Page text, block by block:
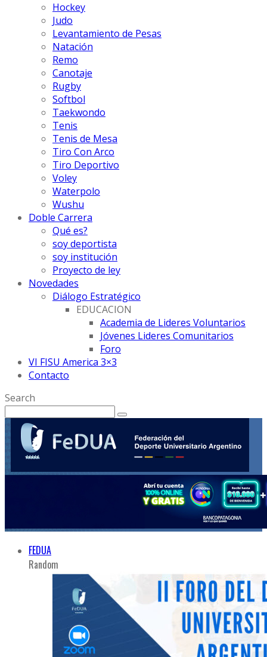
Hockey
Judo
Levantamiento de Pesas
Natación
Remo
Canotaje
Rugby
Softbol
Taekwondo
Tenis
Tenis de Mesa
Tiro Con Arco
Tiro Deportivo
Voley
Waterpolo
Wushu
Doble Carrera
Qué es?
soy deportista
soy institución
Proyecto de ley
Novedades
Diálogo Estratégico
EDUCACION
Academia de Lideres Voluntarios
Jóvenes Lideres Comunitarios
Foro
VI FISU America 3×3
Contacto
Search
FEDUA
Random